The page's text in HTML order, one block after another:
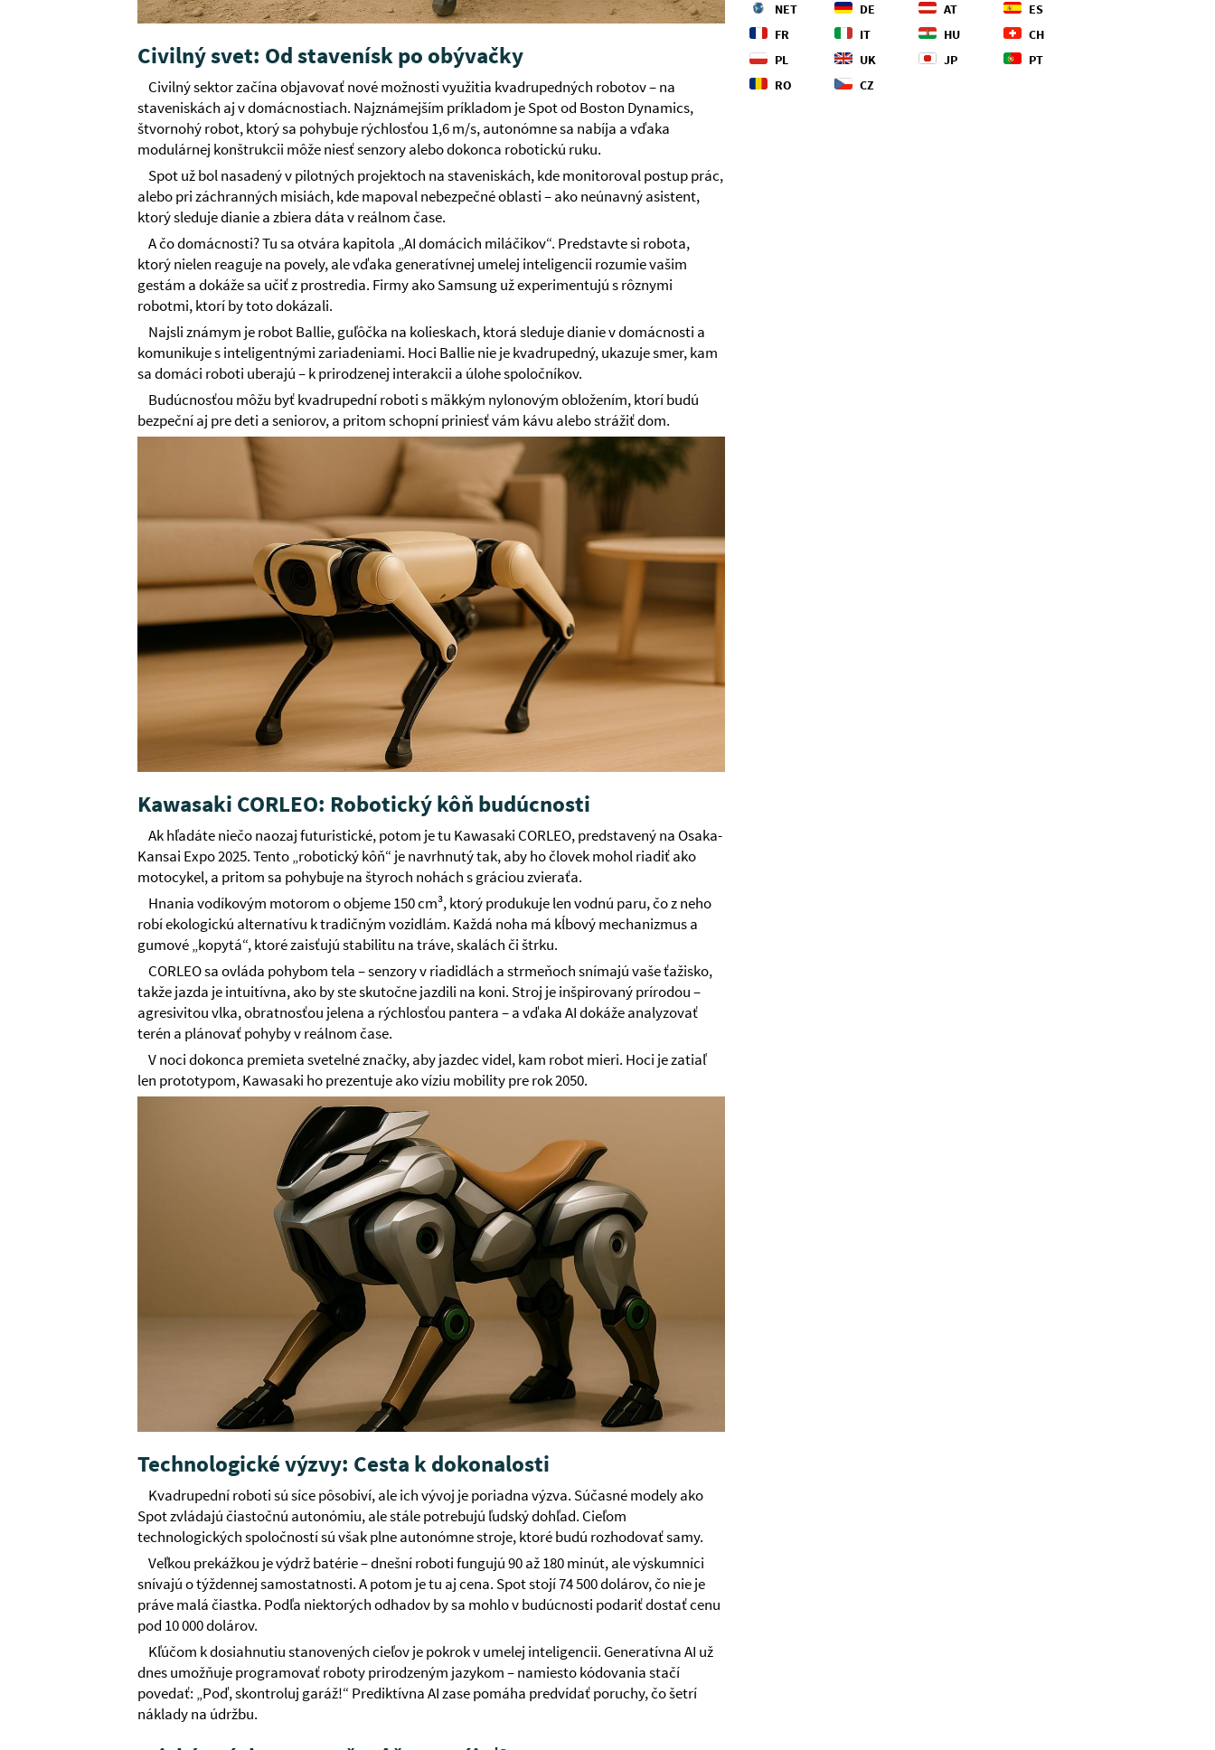
Civilný svet: Od stavenísk po obývačky
Civilný sektor začína objavovať nové možnosti využitia kvadrupedných robotov – na
staveniskách aj v domácnostiach. Najznámejším príkladom je Spot od Boston Dynamics,
štvornohý robot, ktorý sa pohybuje rýchlosťou 1,6 m/s, autonómne sa nabíja a vďaka
modulárnej konštrukcii môže niesť senzory alebo dokonca robotickú ruku.
Spot už bol nasadený v pilotných projektoch na staveniskách, kde monitoroval postup prác,
alebo pri záchranných misiách, kde mapoval nebezpečné oblasti – ako neúnavný asistent,
ktorý sleduje dianie a zbiera dáta v reálnom čase.
A čo domácnosti? Tu sa otvára kapitola „AI domácich miláčikov“. Predstavte si robota,
ktorý nielen reaguje na povely, ale vďaka generatívnej umelej inteligencii rozumie vašim
gestám a dokáže sa učiť z prostredia. Firmy ako Samsung už experimentujú s rôznymi
robotmi, ktorí by toto dokázali.
Najsli známym je robot Ballie, guľôčka na kolieskach, ktorá sleduje dianie v domácnosti a
komunikuje s inteligentnými zariadeniami. Hoci Ballie nie je kvadrupedný, ukazuje smer, kam
sa domáci roboti uberajú – k prirodzenej interakcii a úlohe spoločníkov.
Budúcnosťou môžu byť kvadrupední roboti s mäkkým nylonovým obložením, ktorí budú
bezpeční aj pre deti a seniorov, a pritom schopní priniesť vám kávu alebo strážiť dom.
Kawasaki CORLEO: Robotický kôň budúcnosti
Ak hľadáte niečo naozaj futuristické, potom je tu Kawasaki CORLEO, predstavený na Osaka-
Kansai Expo 2025. Tento „robotický kôň“ je navrhnutý tak, aby ho človek mohol riadiť ako
motocykel, a pritom sa pohybuje na štyroch nohách s gráciou zvieraťa.
Hnania vodíkovým motorom o objeme 150 cm³, ktorý produkuje len vodnú paru, čo z neho
robí ekologickú alternatívu k tradičným vozidlám. Každá noha má kĺbový mechanizmus a
gumové „kopytá“, ktoré zaisťujú stabilitu na tráve, skalách či štrku.
CORLEO sa ovláda pohybom tela – senzory v riadidlách a strmeňoch snímajú vaše ťažisko,
takže jazda je intuitívna, ako by ste skutočne jazdili na koni. Stroj je inšpirovaný prírodou –
agresivitou vlka, obratnosťou jelena a rýchlosťou pantera – a vďaka AI dokáže analyzovať
terén a plánovať pohyby v reálnom čase.
V noci dokonca premieta svetelné značky, aby jazdec videl, kam robot mieri. Hoci je zatiaľ
len prototypom, Kawasaki ho prezentuje ako víziu mobility pre rok 2050.
Technologické výzvy: Cesta k dokonalosti
Kvadrupední roboti sú síce pôsobiví, ale ich vývoj je poriadna výzva. Súčasné modely ako
Spot zvládajú čiastočnú autonómiu, ale stále potrebujú ľudský dohľad. Cieľom
technologických spoločností sú však plne autonómne stroje, ktoré budú rozhodovať samy.
Veľkou prekážkou je výdrž batérie – dnešní roboti fungujú 90 až 180 minút, ale výskumníci
snívajú o týždennej samostatnosti. A potom je tu aj cena. Spot stojí 74 500 dolárov, čo nie je
práve malá čiastka. Podľa niektorých odhadov by sa mohlo v budúcnosti podariť dostať cenu
pod 10 000 dolárov.
Kľúčom k dosiahnutiu stanovených cieľov je pokrok v umelej inteligencii. Generatívna AI už
dnes umožňuje programovať roboty prirodzeným jazykom – namiesto kódovania stačí
povedať: „Poď, skontroluj garáž!“ Prediktívna AI zase pomáha predvídať poruchy, čo šetrí
náklady na údržbu.
powerline adaptér, prečo si
poradí so 4K streamovaním aj
hrami a na čo si dať pozor pri
NET DE AT
ES
FR
IT HU
CH
PL
UK JP
PT
RO
CZ